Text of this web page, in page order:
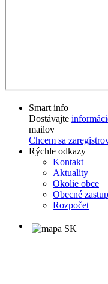
Smart info
Dostávajte
mailov
Chcem sa
Rýchle odkazy
Kontakt
Aktuality
Okolie obce
Obecné
Rozpočet